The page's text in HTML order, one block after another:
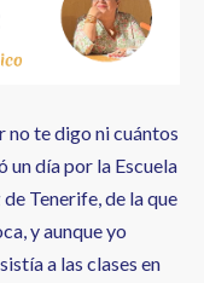
no te digo ni cuántos
un día por la Escuela
Tenerife, de la que
y aunque yo
a las clases en